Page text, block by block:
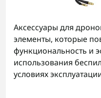
Аксессуары для
элементы, которые
функциональность и
использования
условиях